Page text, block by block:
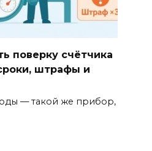
поверку счётчика
штрафы и
— такой же прибор,